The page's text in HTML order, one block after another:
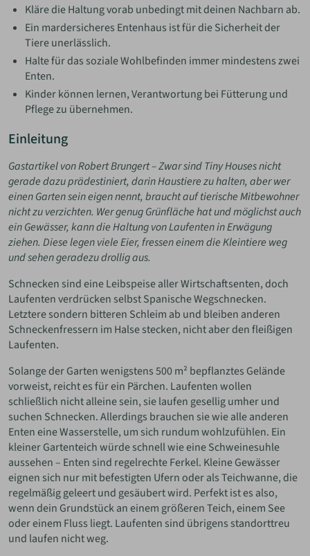
Kläre die Haltung vorab unbedingt mit deinen Nachbarn ab.
Ein mardersicheres Entenhaus ist für die Sicherheit der
Tiere unerlässlich.
Halte für das soziale Wohlbefinden immer mindestens zwei
Enten.
Kinder können lernen, Verantwortung bei Fütterung und
Pflege zu übernehmen.
Einleitung
Gastartikel von Robert Brungert – Zwar sind Tiny Houses nicht
gerade dazu prädestiniert, darin Haustiere zu halten, aber wer
einen Garten sein eigen nennt, braucht auf tierische Mitbewohner
nicht zu verzichten. Wer genug Grünfläche hat und möglichst auch
ein Gewässer, kann die Haltung von Laufenten in Erwägung
ziehen. Diese legen viele Eier, fressen einem die Kleintiere weg
und sehen geradezu drollig aus.
Schnecken sind eine Leibspeise aller Wirtschaftsenten, doch
Laufenten verdrücken selbst Spanische Wegschnecken.
Letztere sondern bitteren Schleim ab und bleiben anderen
Schneckenfressern im Halse stecken, nicht aber den fleißigen
Laufenten.
Solange der Garten wenigstens 500 m² bepflanztes Gelände
vorweist, reicht es für ein Pärchen. Laufenten wollen
schließlich nicht alleine sein, sie laufen gesellig umher und
suchen Schnecken. Allerdings brauchen sie wie alle anderen
Enten eine Wasserstelle, um sich rundum wohlzufühlen. Ein
kleiner Gartenteich würde schnell wie eine Schweinesuhle
aussehen – Enten sind regelrechte Ferkel. Kleine Gewässer
eignen sich nur mit befestigten Ufern oder als Teichwanne, die
regelmäßig geleert und gesäubert wird. Perfekt ist es also,
wenn dein Grundstück an einem größeren Teich, einem See
oder einem Fluss liegt. Laufenten sind übrigens standorttreu
und laufen nicht weg.